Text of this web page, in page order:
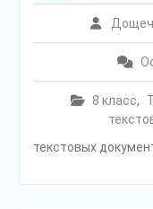
8 класс,
текстовых